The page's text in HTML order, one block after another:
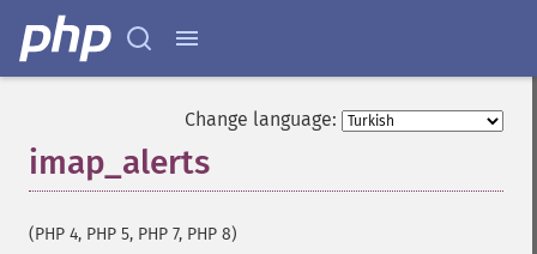
Change language:
imap_alerts
(PHP 4, PHP 5, PHP 7, PHP 8)